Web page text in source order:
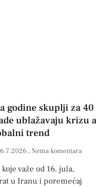
godine skuplji za 40
ublažavaju krizu
trend
Nema komentara
važe od 16. jula,
u Iranu i poremećaj